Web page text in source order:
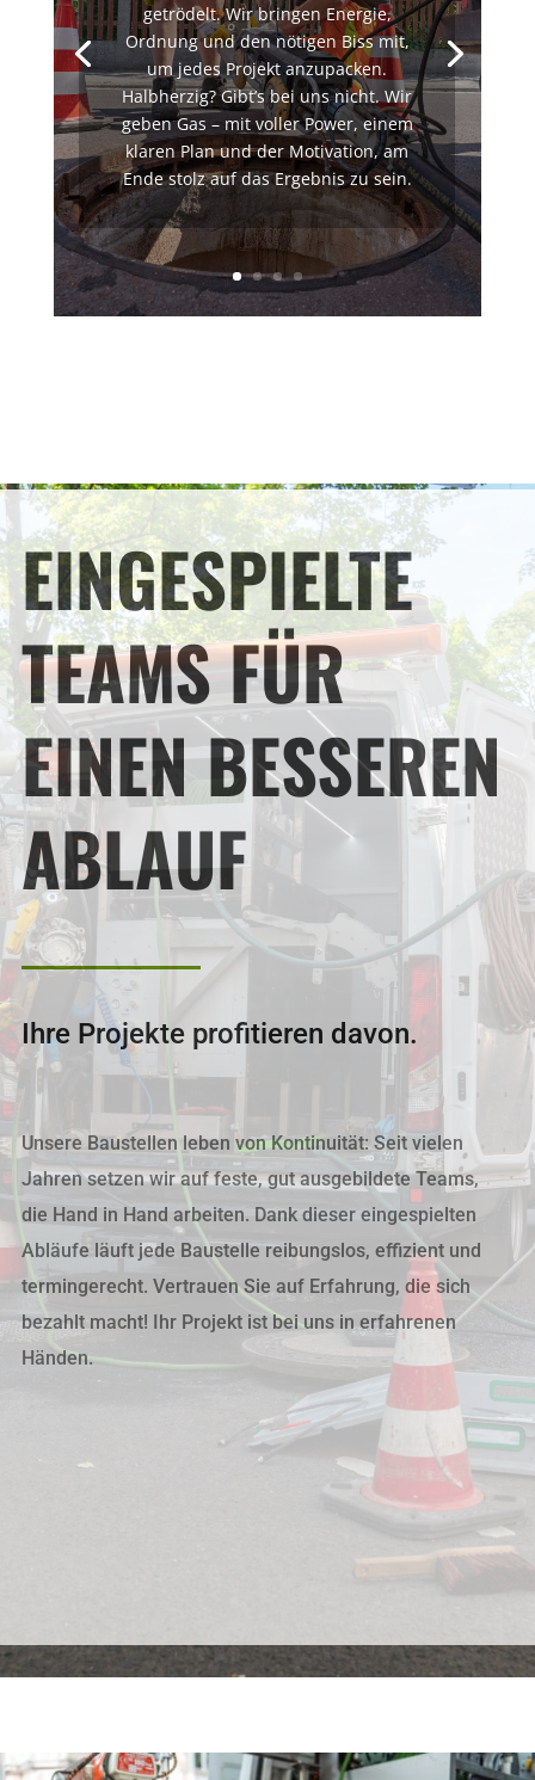
getrödelt. Wir bringen Energie,
Ordnung und den nötigen Biss mit,
um jedes Projekt anzupacken.
Halbherzig? Gibt’s bei uns nicht. Wir
geben Gas – mit voller Power, einem
klaren Plan und der Motivation, am
Ende stolz auf das Ergebnis zu sein.
EINGESPIELTE
TEAMS FÜR
EINEN BESSEREN
ABLAUF
Ihre Projekte profitieren davon.
Unsere Baustellen leben von Kontinuität: Seit vielen
Jahren setzen wir auf feste, gut ausgebildete Teams,
die Hand in Hand arbeiten. Dank dieser eingespielten
Abläufe läuft jede Baustelle reibungslos, effizient und
termingerecht. Vertrauen Sie auf Erfahrung, die sich
bezahlt macht! Ihr Projekt ist bei uns in erfahrenen
Händen.